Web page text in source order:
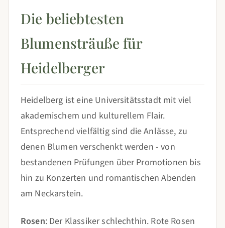
Die beliebtesten
Blumensträuße für
Heidelberger
Heidelberg ist eine Universitätsstadt mit viel
akademischem und kulturellem Flair.
Entsprechend vielfältig sind die Anlässe, zu
denen Blumen verschenkt werden - von
bestandenen Prüfungen über Promotionen bis
hin zu Konzerten und romantischen Abenden
am Neckarstein.
Rosen: Der Klassiker schlechthin. Rote Rosen